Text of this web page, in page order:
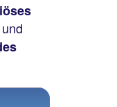
und